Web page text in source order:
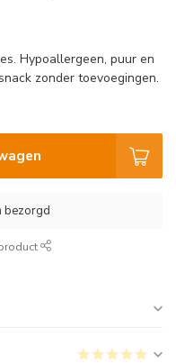
Hypoallergeen, puur en
zonder toevoegingen.
bezorgd